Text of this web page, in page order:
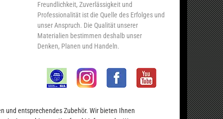
Freundlichkeit, Zuverlässigkeit und
Professionalität ist die Quelle des Erfolges und
unser Anspruch. Die Qualität unserer
Materialien bestimmen deshalb unser
Denken, Planen und Handeln.
und entsprechendes Zubehör. Wir bieten Ihnen